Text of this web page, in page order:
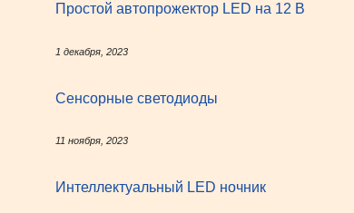
Простой автопрожектор LED на 12 В
1 декабря, 2023
Сенсорные светодиоды
11 ноября, 2023
Интеллектуальный LED ночник